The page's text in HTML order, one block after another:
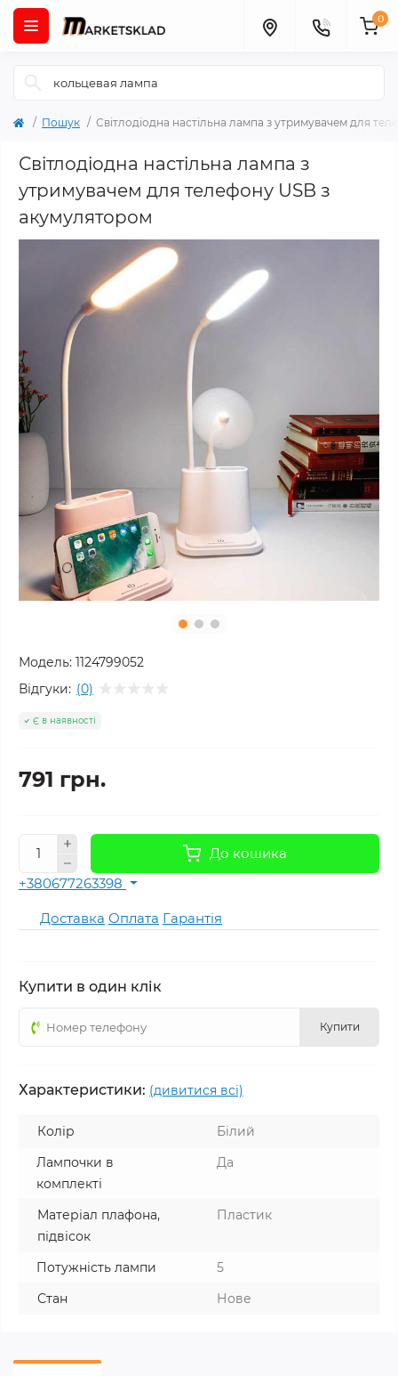
0
Пошук Світлодіодна настільна лампа з утримувачем для
Світлодіодна настільна лампа з
утримувачем для телефону USB з
акумулятором
Модель: 1124799052
Відгуки: (0)
Є в наявності
791 грн.
До кошика
+380677263398
Доставка Оплата Гарантія
Купити в один клік
Купити
Характеристики: (дивитися всі)
Колір
Білий
Лампочки в
комплекті
Да
Матеріал плафона,
підвісок
Пластик
Потужність лампи
5
Стан
Нове